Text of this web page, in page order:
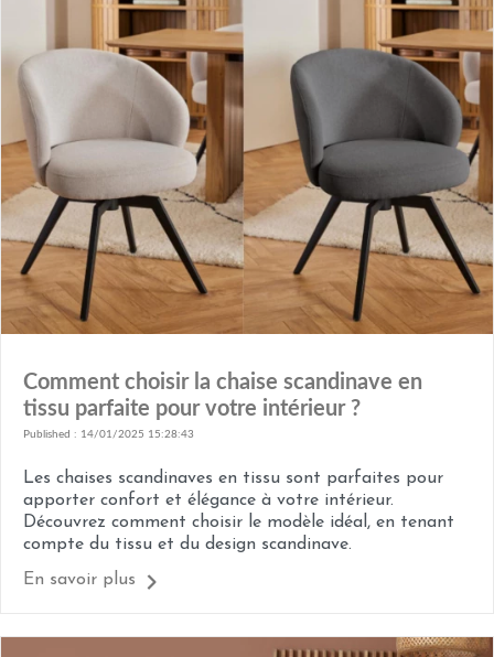
Comment choisir la chaise scandinave en
tissu parfaite pour votre intérieur ?
Published : 14/01/2025 15:28:43
Les chaises scandinaves en tissu sont parfaites pour
apporter confort et élégance à votre intérieur.
Découvrez comment choisir le modèle idéal, en tenant
compte du tissu et du design scandinave.
En savoir plus